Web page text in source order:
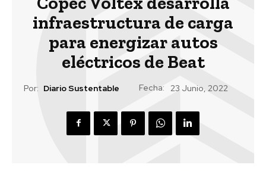
infraestructura de carga
para energizar autos
eléctricos de Beat
Por: Diario Sustentable Fecha: 23 Junio, 2022